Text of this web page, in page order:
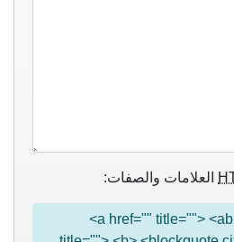
العلامات والصفات:
<a href="" title="">